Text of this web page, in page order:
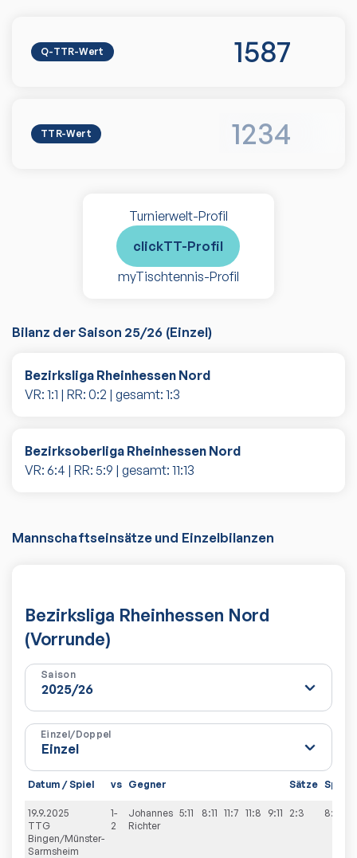
Q-TTR-Wert 1587
TTR-Wert 1234
Turnierwelt-Profil
clickTT-Profil
myTischtennis-Profil
Bilanz der Saison 25/26 (Einzel)
Bezirksliga Rheinhessen Nord
VR: 1:1 | RR: 0:2 | gesamt: 1:3
Bezirksoberliga Rheinhessen Nord
VR: 6:4 | RR: 5:9 | gesamt: 11:13
Mannschaftseinsätze und Einzelbilanzen
Bezirksliga Rheinhessen Nord
(Vorrunde)
Saison
Einzel/Doppel
Datum / Spiel vs Gegner Sätze Spiele
19.9.2025
TTG
Bingen/Münster-
Sarmsheim
1-
2
Johannes
Richter
5:11 8:11 11:7 11:8 9:11 2:3 8:2